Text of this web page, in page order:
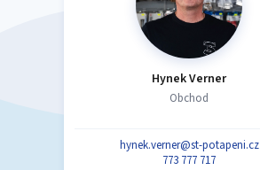
Hynek Verner
Obchod
hynek.verner@st-potapeni.cz
773 777 717